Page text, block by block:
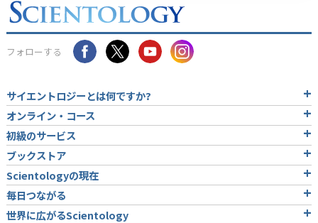
フォローする
サイエントロジーとは何ですか?
オンライン・コース
初級のサービス
ブックストア
Scientologyの現在
毎日つながる
世界に広がるScientology